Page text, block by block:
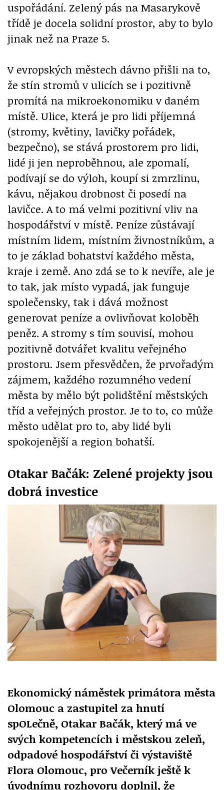
uspořádání. Zelený pás na Masarykově
třídě je docela solidní prostor, aby to bylo
jinak než na Praze 5.
V evropských městech dávno přišli na to,
že stín stromů v ulicích se i pozitivně
promítá na mikroekonomiku v daném
místě. Ulice, která je pro lidi příjemná
(stromy, květiny, lavičky pořádek,
bezpečno), se stává prostorem pro lidi,
lidé ji jen neproběhnou, ale zpomalí,
podívají se do výloh, koupí si zmrzlinu,
kávu, nějakou drobnost či posedí na
lavičce. A to má velmi pozitivní vliv na
hospodářství v místě. Peníze zůstávají
místním lidem, místním živnostníkům, a
to je základ bohatství každého města,
kraje i země. Ano zdá se to k nevíře, ale je
to tak, jak místo vypadá, jak funguje
společensky, tak i dává možnost
generovat peníze a ovlivňovat koloběh
peněz. A stromy s tím souvisí, mohou
pozitivně dotvářet kvalitu veřejného
prostoru. Jsem přesvědčen, že prvořadým
zájmem, každého rozumného vedení
města by mělo být polidštění městských
tříd a veřejných prostor. Je to to, co může
město udělat pro to, aby lidé byli
spokojenější a region bohatší.
Otakar Bačák: Zelené projekty jsou
dobrá investice
Ekonomický náměstek primátora města
Olomouc a zastupitel za hnutí
spOLečně, Otakar Bačák, který má ve
svých kompetencích i městskou zeleň,
odpadové hospodářství či výstaviště
Flora Olomouc, pro Večerník ještě k
úvodnímu rozhovoru doplnil, že